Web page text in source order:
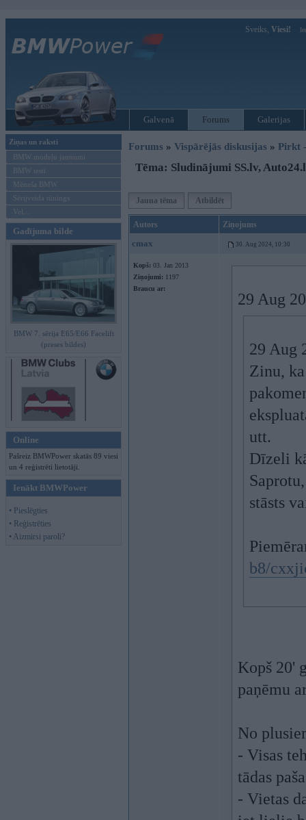
Sveiks, Viesi!
Galvenā Forums Galerijas
Ziņas un raksti
BMW modeļu jaunumi
BMW testi
Mēneša BMW
Sērijveida tūnings
Vel...
Gadījuma bilde
BMW 7. sērija E65/E66 Facelift
(preses bildes)
Online
Pašreiz BMWPower skatās 89 viesi
un 4 reģistrēti lietotāji.
Ienākt BMWPower
• Pieslēgties
• Reģistrēties
• Aizmirsi paroli?
Forums » Vispārējās diskusijas » Pirkt
Tēma: Sludinājumi SS.lv,
Jauna tēma Atbildēt
Autors Ziņojums
cmax 30. Aug 2024, 10:30
Kopš: 03. Jan 2013
Ziņojumi: 1197
Braucu ar:
29 Aug
29 Aug
Zinu,
utt.
Dīzeli
stāsts
b8/
Kopš 20'
paņēmu
No
- Visas
tādas
- Vietas